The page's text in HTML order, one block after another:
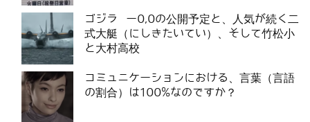
ゴジラ ー0,0の公開予定と、人気が続く二
式大艇（にしきたいてい）、そして竹松小
と大村高校
コミュニケーションにおける、言葉（言語
の割合）は100%なのですか？